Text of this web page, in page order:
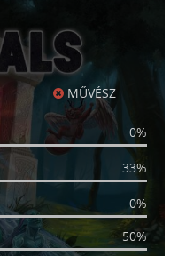
MŰVÉSZ
0%
33%
0%
50%